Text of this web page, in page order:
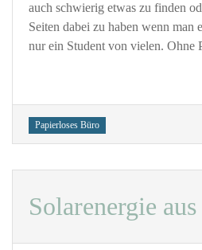
auch schwierig etwas zu finden
Seiten dabei zu haben wenn
nur ein Student von vielen. Ohne
Tags
Papierloses Büro
Solarenergie